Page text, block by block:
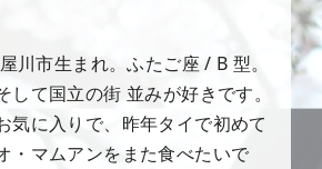
川市生まれ。ふたご座 / B 型。
して国立の街 並みが好きです。
気に入りで、昨年タイで初めて
・マムアンをまた食べたいで